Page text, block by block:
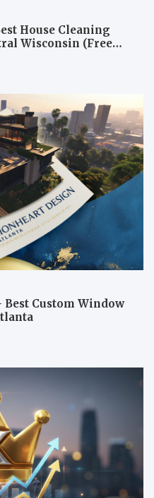
House Cleaning
Wisconsin (Free
Custom Window